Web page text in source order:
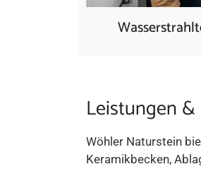
Leistungen
Wöhler Naturstein
Keramikbecken,